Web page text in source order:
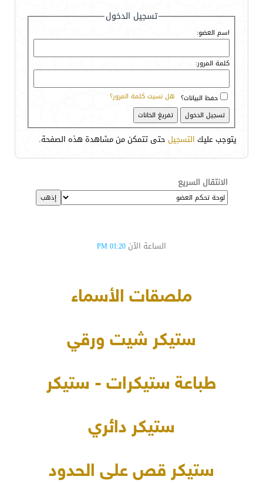
تسجيل الدخول
اسم العضو:
كلمة المرور:
هل نسيت كلمة المرور؟ حفظ البيانات؟
يتوجب عليك التسجيل حتى تتمكن من مشاهدة هذه الصفحة.
الانتقال السريع
الساعة الآن 01:20 PM
ملصقات الأسماء
ستيكر شيت ورقي
طباعة ستيكرات - ستيكر
ستيكر دائري
ستيكر قص على الحدود